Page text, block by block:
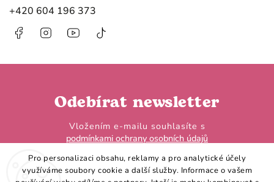
Pro personalizaci obsahu, reklamy a pro analytické účely
využíváme soubory cookie a další služby. Informace o vašem
Odebírat newsletter
Vložením e-mailu souhlasíte s
podmínkami ochrany osobních údajů
+420 604 196 373
FacebookInstagramhttps://www.youtube.com/